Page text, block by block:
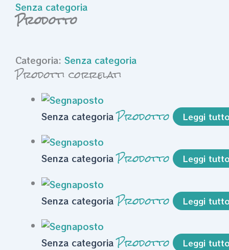
Senza categoria
Prodotto
Categoria: Senza categoria
Prodotti correlati
Senza categoriaProdotto Leggi tutto
Senza categoriaProdotto Leggi tutto
Senza categoriaProdotto Leggi tutto
Senza categoriaProdotto Leggi tutto